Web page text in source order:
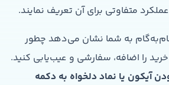
متفاوتی برای آن تعریف نمایند.
به شما نشان می‌دهد چطور
را اضافه، سفارشی و عیب‌یابی کنید.
آیکون یا نماد دلخواه به دکمه